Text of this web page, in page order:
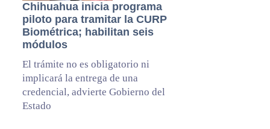
Chihuahua inicia programa
piloto para tramitar la CURP
Biométrica; habilitan seis
módulos
El trámite no es obligatorio ni
implicará la entrega de una
credencial, advierte Gobierno del
Estado